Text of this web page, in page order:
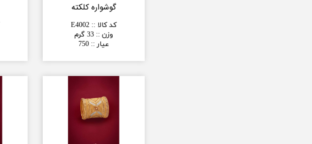
گوشواره کلکته
کد کالا ::
E4002
وزن ::33 گرم
عیار ::
750